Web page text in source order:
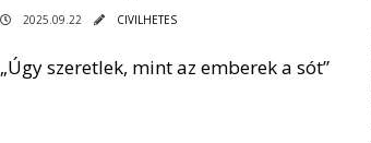
2025.09.22 CIVILHETES
„Úgy szeretlek, mint az emberek a sót”